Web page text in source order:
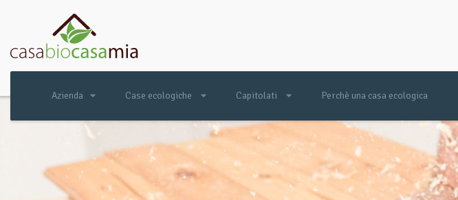
Azienda Case ecologiche Capitolati Perchè una casa ecologica